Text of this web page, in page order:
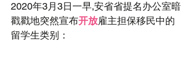
2020年3月3日一早,安省省提名办公室暗
戳戳地突然宣布开放雇主担保移民中的
留学生类别：